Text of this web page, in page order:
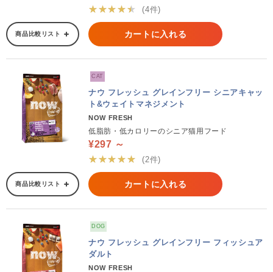
★★★★★
(4件)
商品比較リスト カートに入れる
CAT
ナウ フレッシュ グレインフリー シニアキャッ
ト&ウェイトマネジメント
NOW FRESH
低脂肪・低カロリーのシニア猫用フード
¥297 ～
★★★★★
(2件)
商品比較リスト カートに入れる
DOG
ナウ フレッシュ グレインフリー フィッシュア
ダルト
NOW FRESH